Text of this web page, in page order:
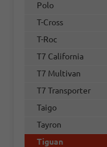
Polo
T-Cross
T-Roc
T7 California
T7 Multivan
T7 Transporter
Taigo
Tayron
Tiguan